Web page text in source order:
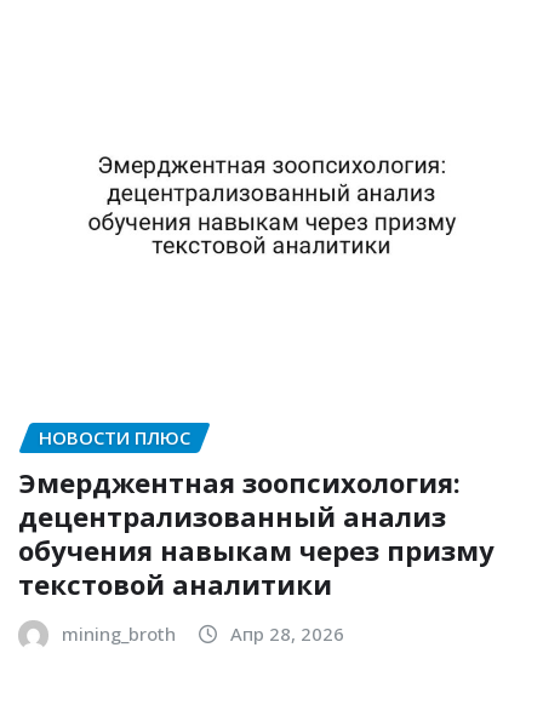
НОВОСТИ ПЛЮС
Эмерджентная зоопсихология:
децентрализованный анализ
обучения навыкам через призму
текстовой аналитики
mining_broth Апр 28, 2026